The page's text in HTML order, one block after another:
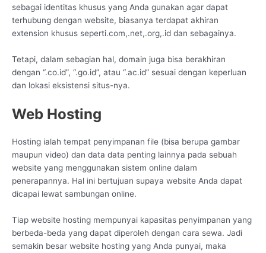
sebagai identitas khusus yang Anda gunakan agar dapat
terhubung dengan website, biasanya terdapat akhiran
extension khusus seperti.com,.net,.org,.id dan sebagainya.
Tetapi, dalam sebagian hal, domain juga bisa berakhiran
dengan “.co.id”, “.go.id”, atau “.ac.id” sesuai dengan keperluan
dan lokasi eksistensi situs-nya.
Web Hosting
Hosting ialah tempat penyimpanan file (bisa berupa gambar
maupun video) dan data data penting lainnya pada sebuah
website yang menggunakan sistem online dalam
penerapannya. Hal ini bertujuan supaya website Anda dapat
dicapai lewat sambungan online.
Tiap website hosting mempunyai kapasitas penyimpanan yang
berbeda-beda yang dapat diperoleh dengan cara sewa. Jadi
semakin besar website hosting yang Anda punyai, maka